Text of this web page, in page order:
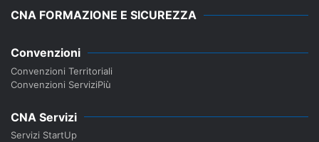
CNA FORMAZIONE E SICUREZZA
Convenzioni
Convenzioni Territoriali
Convenzioni ServiziPiù
CNA Servizi
Servizi StartUp